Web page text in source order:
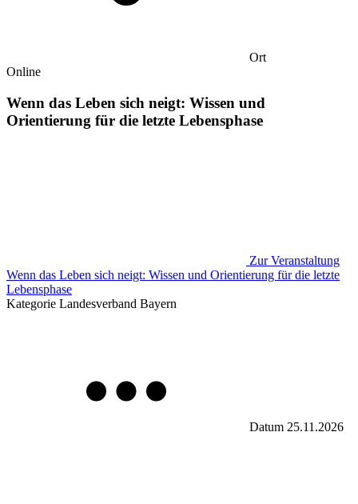
Ort
Online
Wenn das Leben sich neigt: Wissen und
Orientierung für die letzte Lebensphase
Zur Veranstaltung
Wenn das Leben sich neigt: Wissen und Orientierung für die letzte
Lebensphase
Kategorie Landesverband Bayern
Datum 25.11.2026